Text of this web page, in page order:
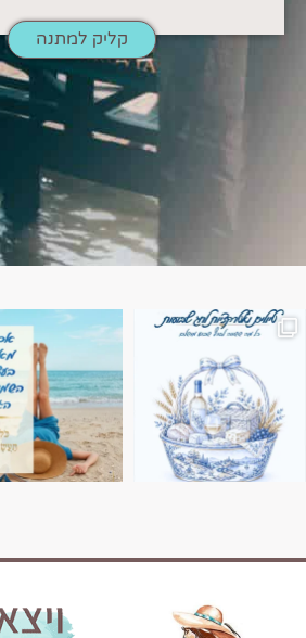
קליק למתנה
השמים הם הגבול 💙🩵